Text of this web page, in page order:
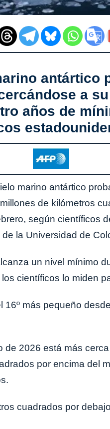
antártico
a
años de
marino antártico
de kilómetros
según científicos
la Universidad de
un nivel mínimo
científicos lo miden
16º más pequeño
de 2026 está más
por encima del
cuadrados por